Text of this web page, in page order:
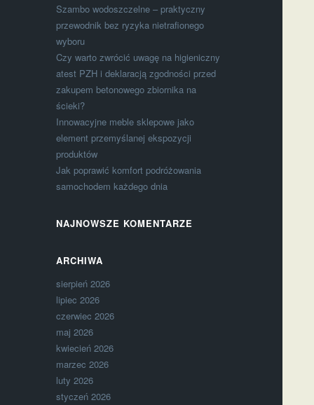
Szambo wodoszczelne – praktyczny
przewodnik bez ryzyka nietrafionego
wyboru
Czy warto zwrócić uwagę na higieniczny
atest PZH i deklaracją zgodności przed
zakupem betonowego zbiornika na
ścieki?
Innowacyjne meble sklepowe jako
element przemyślanej ekspozycji
produktów
Jak poprawić komfort podróżowania
samochodem każdego dnia
NAJNOWSZE KOMENTARZE
ARCHIWA
sierpień 2026
lipiec 2026
czerwiec 2026
maj 2026
kwiecień 2026
marzec 2026
luty 2026
styczeń 2026